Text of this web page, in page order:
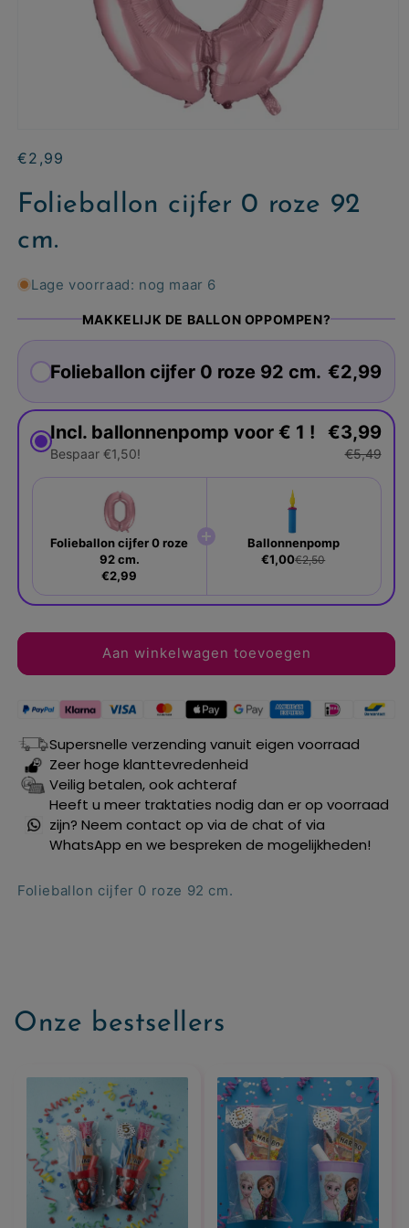
Normale
€2,99
Folieballon cijfer 0 roze 92
cm.
Lage voorraad: nog maar 6
MAKKELIJK DE BALLON OPPOMPEN?
Folieballon cijfer 0 roze 92 cm. €2,99
Incl. ballonnenpomp voor € 1 !
Bespaar €1,50!
€3,99
€5,49
Folieballon cijfer 0 roze
92 cm.
€2,99
Ballonnenpomp
€1,00€2,50
Aan winkelwagen toevoegen
Supersnelle verzending vanuit eigen voorraad
Zeer hoge klanttevredenheid
Veilig betalen, ook achteraf
Heeft u meer traktaties nodig dan er op voorraad
zijn? Neem contact op via de chat of via
WhatsApp en we bespreken de mogelijkheden!
Folieballon cijfer 0 roze 92 cm.
Onze bestsellers